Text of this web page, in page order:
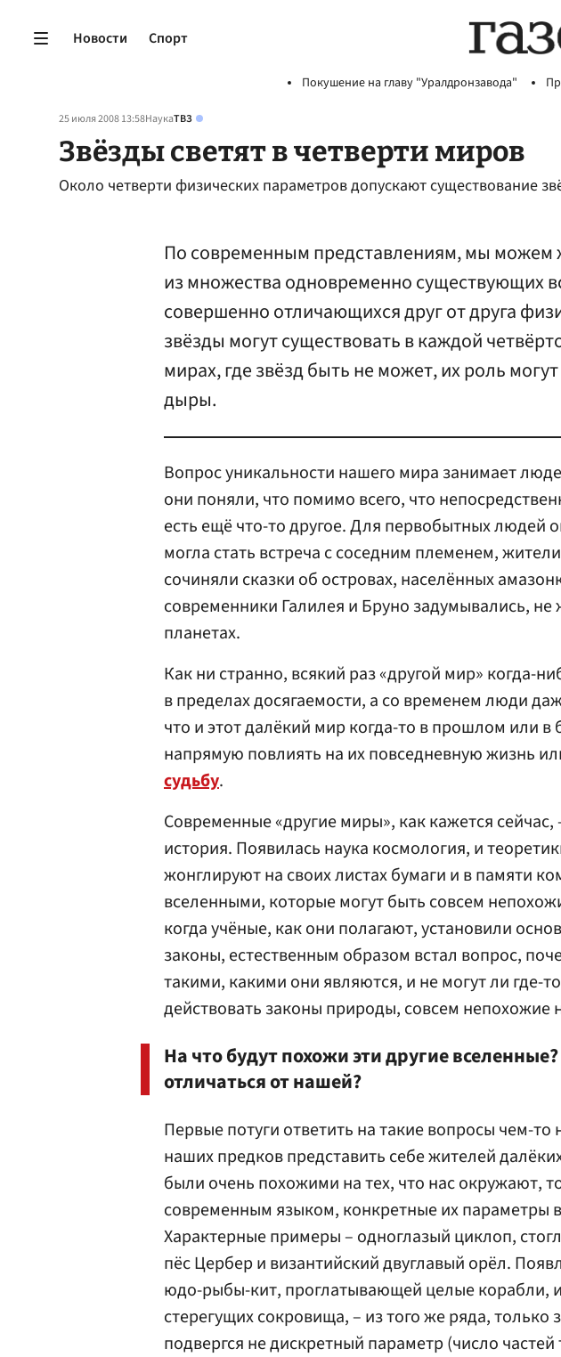
Новости Спорт
Покушение на главу "Уралдронзавода"
25 июля 2008 13:58НаукаТВЗ
Звёзды светят в четверти миров
Около четверти физических параметров допускают существование
По современным представлениям, мы можем
из множества одновременно существующих
совершенно отличающихся друг от друга
звёзды могут существовать в каждой
мирах, где звёзд быть не может, их роль
дыры.
Вопрос уникальности нашего мира занимает
они поняли, что помимо всего, что
есть ещё что-то другое. Для первобытных людей
могла стать встреча с соседним племенем,
сочиняли сказки об островах, населённых
современники Галилея и Бруно задумывались, не
планетах.
Как ни странно, всякий раз «другой мир» когда-
в пределах досягаемости, а со временем люди
что и этот далёкий мир когда-то в прошлом или
напрямую повлиять на их повседневную жизнь
судьбу.
Современные «другие миры», как кажется сейчас,
история. Появилась наука космология, и
жонглируют на своих листах бумаги и в памяти
вселенными, которые могут быть совсем
когда учёные, как они полагают, установили
законы, естественным образом встал вопрос,
такими, какими они являются, и не могут ли где-
действовать законы природы, совсем непохожие
На что будут похожи эти другие
отличаться от нашей?
Первые потуги ответить на такие вопросы чем-
наших предков представить себе жителей
были очень похожими на тех, что нас окружают,
современным языком, конкретные их параметры
Характерные примеры – одноглазый циклоп,
пёс Цербер и византийский двуглавый орёл.
юдо-рыбы-кит, проглатывающей целые корабли,
стерегущих сокровища, – из того же ряда, только
подвергся не дискретный параметр (число